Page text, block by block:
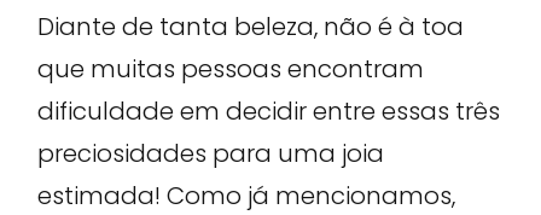
Diante de tanta beleza, não é à toa
que muitas pessoas encontram
dificuldade em decidir entre essas três
preciosidades para uma joia
estimada! Como já mencionamos,